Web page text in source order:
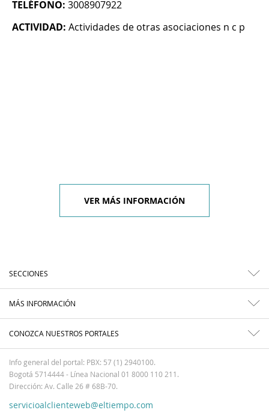
TELÉFONO: 3008907922
ACTIVIDAD: Actividades de otras asociaciones n c p
VER MÁS INFORMACIÓN
SECCIONES
MÁS INFORMACIÓN
CONOZCA NUESTROS PORTALES
Info general del portal: PBX: 57 (1) 2940100.
Bogotá 5714444 - Línea Nacional 01 8000 110 211.
Dirección: Av. Calle 26 # 68B-70.
servicioalclienteweb@eltiempo.com